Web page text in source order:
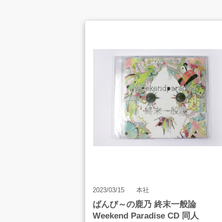
お客様の声
店舗案内
2023/03/15 本社
ばんび～の鹿乃 終末一般論
Weekend Paradise CD 同人